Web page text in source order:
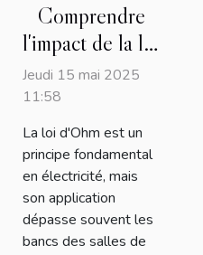
Comprendre
l'impact de la loi
d'Ohm sur les
appareils
ménagers
Jeudi 15 mai 2025
11:58
La loi d'Ohm est un
principe fondamental
en électricité, mais
son application
dépasse souvent les
bancs des salles de